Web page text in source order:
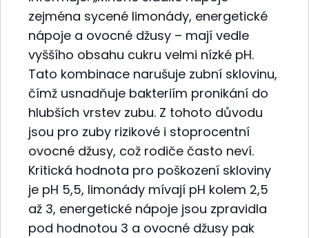
zejména sycené limonády, energetické
nápoje a ovocné džusy – mají vedle
vyššího obsahu cukru velmi nízké pH.
Tato kombinace narušuje zubní sklovinu,
čímž usnadňuje bakteriím pronikání do
hlubších vrstev zubu. Z tohoto důvodu
jsou pro zuby rizikové i stoprocentní
ovocné džusy, což rodiče často neví.
Kritická hodnota pro poškození skloviny
je pH 5,5, limonády mívají pH kolem 2,5
až 3, energetické nápoje jsou zpravidla
pod hodnotou 3 a ovocné džusy pak